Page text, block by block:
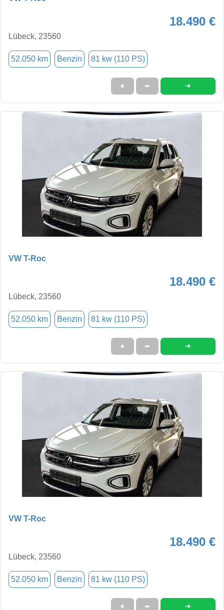
18.490 €
Lübeck, 23560
52.050 km Benzin 81 kw (110 PS)
★ ➦ ➜
VW T-Roc
18.490 €
Lübeck, 23560
52.050 km Benzin 81 kw (110 PS)
★ ➦ ➜
VW T-Roc
18.490 €
Lübeck, 23560
52.050 km Benzin 81 kw (110 PS)
★ ➦ ➜